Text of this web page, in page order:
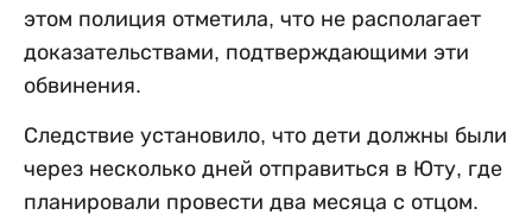
этом полиция отметила, что не располагает
доказательствами, подтверждающими эти
обвинения.
Следствие установило, что дети должны были
через несколько дней отправиться в Юту, где
планировали провести два месяца с отцом.